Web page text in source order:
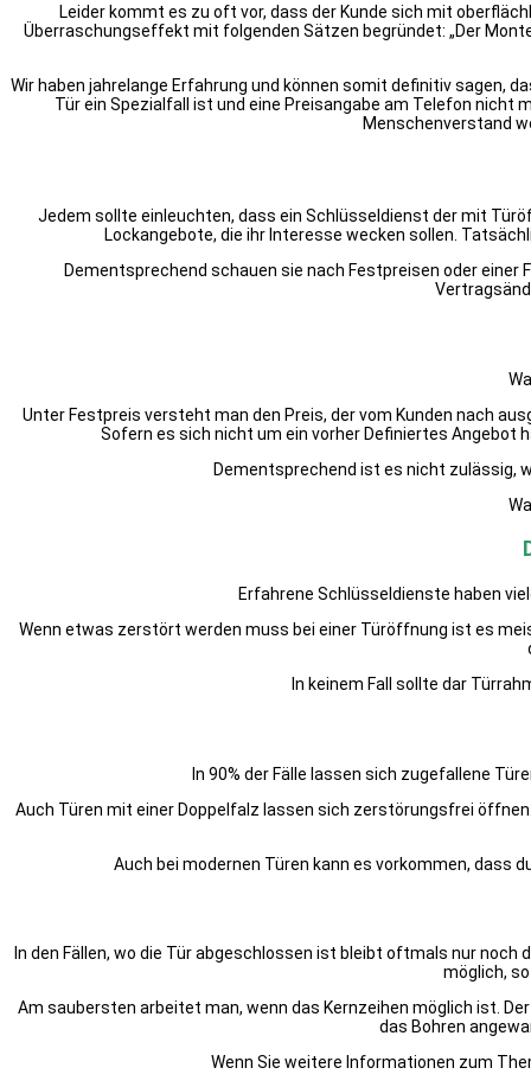
Leider kommt es zu oft vor, dass der Kunde sich mit
Überraschungseffekt mit folgenden Sätzen begründet: „Der
Wir haben jahrelange Erfahrung und können somit definitiv sagen,
Tür ein Spezialfall ist und eine Preisangabe am Telefon nicht
Menschenverstand
Jedem sollte einleuchten, dass ein Schlüsseldienst der mit
Lockangebote, die ihr Interesse wecken sollen.
Dementsprechend schauen sie nach Festpreisen oder
Unter Festpreis versteht man den Preis, der vom Kunden nach
Sofern es sich nicht um ein vorher Definiertes Angebot
Dementsprechend ist es nicht zulässig,
Erfahrene Schlüsseldienste haben
Wenn etwas zerstört werden muss bei einer Türöffnung ist es
In keinem Fall sollte dar
In 90% der Fälle lassen sich zugefallene
Auch Türen mit einer Doppelfalz lassen sich zerstörungsfrei
Auch bei modernen Türen kann es vorkommen,
In den Fällen, wo die Tür abgeschlossen ist bleibt oftmals nur
möglich,
Am saubersten arbeitet man, wenn das Kernzeihen möglich ist.
das Bohren
Wenn Sie weitere Informationen zum